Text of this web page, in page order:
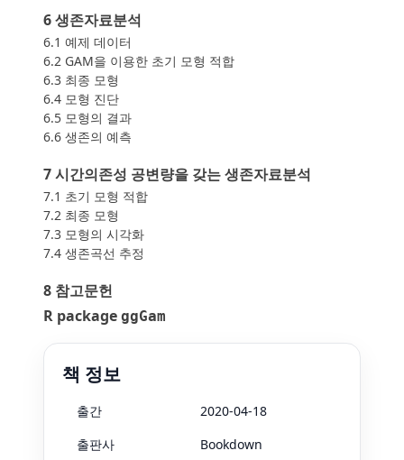
6 생존자료분석
6.1 예제 데이터
6.2 GAM을 이용한 초기 모형 적합
6.3 최종 모형
6.4 모형 진단
6.5 모형의 결과
6.6 생존의 예측
7 시간의존성 공변량을 갖는 생존자료분석
7.1 초기 모형 적합
7.2 최종 모형
7.3 모형의 시각화
7.4 생존곡선 추정
8 참고문헌
R package ggGam
책 정보
출간
2020-04-18
출판사
Bookdown